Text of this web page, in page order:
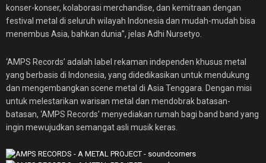
konser-konser, kolaborasi merchandise, dan kemitraan dengan
festival metal di seluruh wilayah Indonesia dan mudah-mudah bisa
menembus Asia, bahkan dunia”, jelas Adhi Nursetyo.
‘AMPS Records’ adalah label rekaman independen khusus metal
yang berbasis di Indonesia, yang didedikasikan untuk mendukung
dan mengembangkan scene metal di Asia Tenggara. Dengan misi
untuk melestarikan warisan metal dan mendobrak batasan-
batasan, ‘AMPS Records’ menyediakan rumah bagi band band yang
ingin mewujudkan semangat asli musik keras.